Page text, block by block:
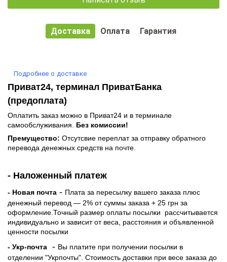
Доставка Оплата Гарантия
Подробнее о доставке
Приват24, терминал ПриватБанка
(предоплата)
Оплатить заказ можно в Приват24 и в терминале
самообслуживания. Без комиссии!
Премущество: Отсутсвие переплат за отправку обратного
перевода денежных средств на почте.
- Наложенный платеж
- Новая почта - Плата за пересылку вашего заказа плюс
денежный перевод — 2% от суммы заказа + 25 грн за
оформление.Точный размер оплаты посылки рассчитывается
индивидуально и зависит от веса, расстояния и объявленной
ценности посылки
- Укр-почта
- Вы платите при получении посылки в
отделении "Укрпочты". Стоимость доставки при весе заказа до